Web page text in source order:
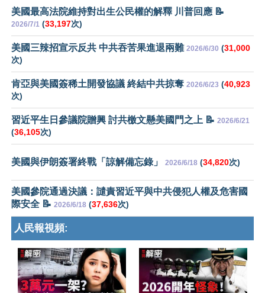
美國最高法院維持對出生公民權的解釋 川普回應 📝
2026/7/1 (33,197次)
美國三辣招宣示反共 中共吞苦果進退兩難 2026/6/30 (31,000
次)
肯亞與美國簽稀土開發協議 終結中共掠奪 2026/6/23 (40,923
次)
習近平生日參議院贈興 討共檄文懸美國門之上 📝 2026/6/21
(36,105次)
美國與伊朗簽署終戰「諒解備忘錄」 2026/6/18 (34,820次)
美國參院通過決議：譴責習近平與中共侵犯人權及危害國
際安全 📝 2026/6/18 (37,636次)
人民報視頻: